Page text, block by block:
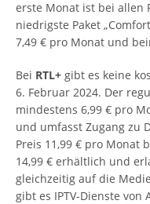
erste Monat ist bei allen
niedrigste Paket
7,49 € pro Monat und
Bei RTL+ gibt es keine
6. Februar 2024. Der
mindestens 6,99 € pro
und umfasst Zugang zu
Preis 11,99 € pro Monat
14,99 € erhältlich und
gleichzeitig auf die
gibt es IPTV-Dienste von